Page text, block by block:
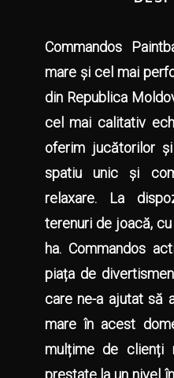
Commandos
mare și cel mai
din Republica
cel mai calitativ
oferim jucătorilor
spatiu unic și
relaxare. La
terenuri de joacă,
ha. Commandos
piața de
care ne-a ajutat să
mare în acest
mulțime de clienți
prestate la un nivel